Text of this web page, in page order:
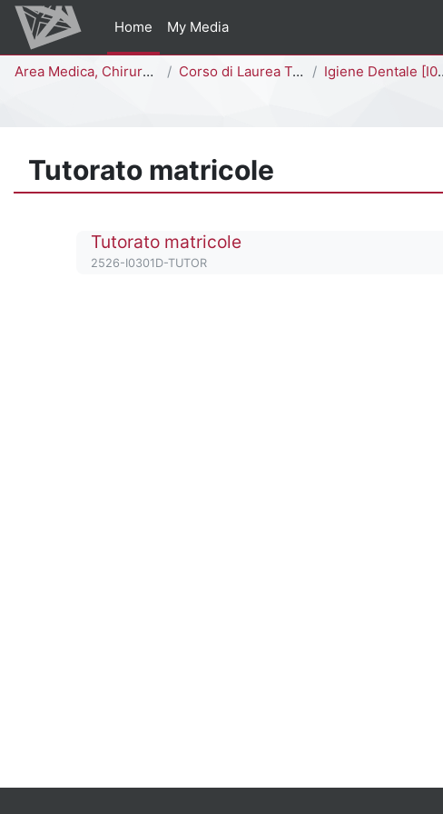
Vai al contenuto principale
Home
My Media
Percorso della paginaArea Medica, Chirurgica e dei Servizi Clinici Corso di Laurea Triennale Igiene Dentale [I0301D]
Tutorato matricole
Titolo del corso
Tutorato matricole
Codice identificativo del corso
2526-I0301D-TUTOR